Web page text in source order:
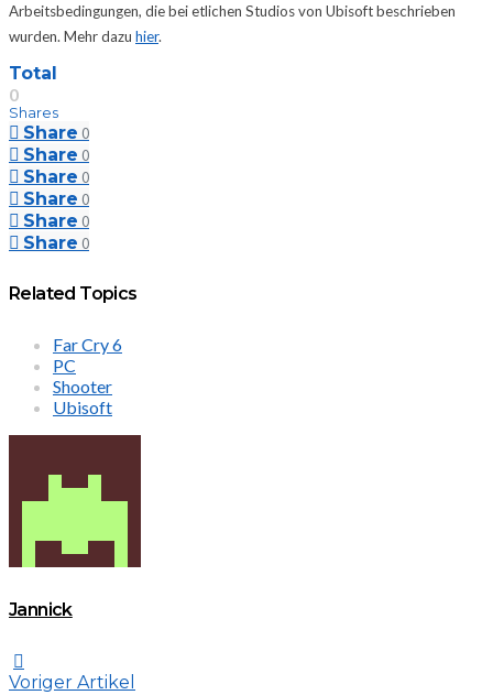
Arbeitsbedingungen, die bei etlichen Studios von Ubisoft beschrieben
wurden. Mehr dazu hier.
Total
0
Shares
Share 0
Share 0
Share 0
Share 0
Share 0
Share 0
Related Topics
Far Cry 6
PC
Shooter
Ubisoft
Jannick
Voriger Artikel